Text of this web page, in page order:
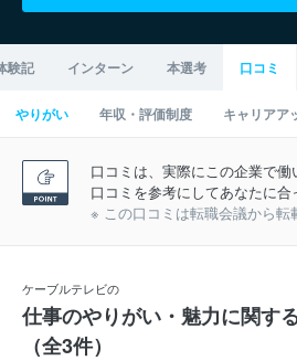
験記 インターン 本選考 口コミ
やりがい 年収・評価制度 キャリアア
口コミは、実際にこの企業で働
口コミを参考にしてあなたに合
※ この口コミは転職会議から転
ケーブルテレビの
仕事のやりがい・魅力に関す
（全3件）